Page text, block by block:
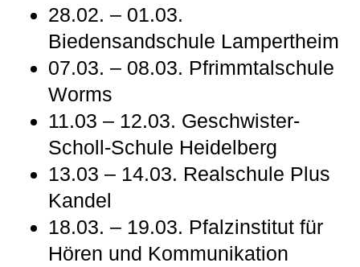
28.02. – 01.03.
Biedensandschule Lampertheim
07.03. – 08.03. Pfrimmtalschule
Worms
11.03 – 12.03. Geschwister-
Scholl-Schule Heidelberg
13.03 – 14.03. Realschule Plus
Kandel
18.03. – 19.03. Pfalzinstitut für
Hören und Kommunikation